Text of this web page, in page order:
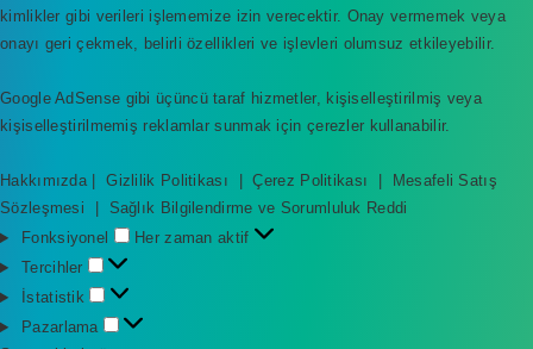
kimlikler gibi verileri işlememize izin verecektir. Onay vermemek veya
onayı geri çekmek, belirli özellikleri ve işlevleri olumsuz etkileyebilir.
Google AdSense gibi üçüncü taraf hizmetler, kişiselleştirilmiş veya
kişiselleştirilmemiş reklamlar sunmak için çerezler kullanabilir.
Hakkımızda |Gizlilik Politikası |Çerez Politikası
Mesafeli Satış
Sözleşmesi
Sağlık Bilgilendirme ve Sorumluluk Reddi
Fonksiyonel
F
k
Her zaman aktif
Tercihler
T
e
r
İstatistik
İ
s
Pazarlama
P